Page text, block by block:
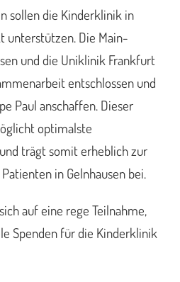
sollen die Kinderklinik in
unterstützen. Die Main-
und die Uniklinik Frankfurt
entschlossen und
Paul anschaffen. Dieser
optimalste
trägt somit erheblich zur
in Gelnhausen bei.
auf eine rege Teilnahme,
Spenden für die Kinderklinik